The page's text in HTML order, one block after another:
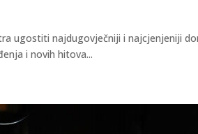
ugostiti najdugovječniji i najcjenjeniji
i novih hitova...